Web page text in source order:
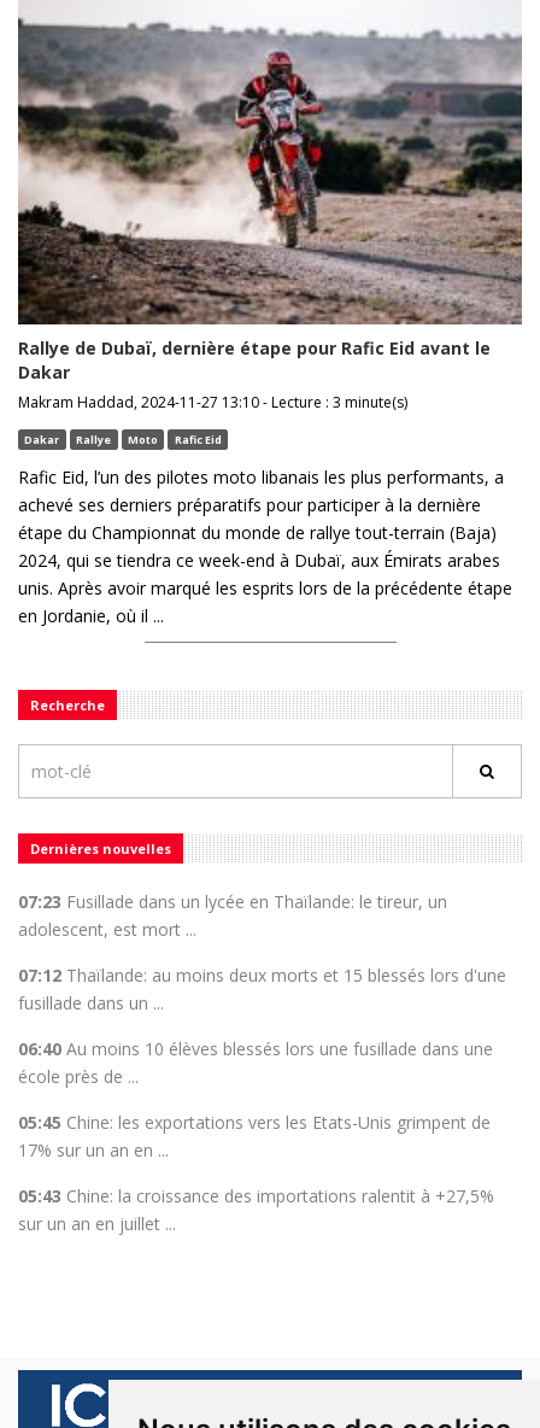
Rallye de Dubaï, dernière étape pour Rafic Eid avant le
Dakar
Makram Haddad, 2024-11-27 13:10 - Lecture : 3 minute(s)
Dakar Rallye Moto Rafic Eid
Rafic Eid, l’un des pilotes moto libanais les plus performants, a
achevé ses derniers préparatifs pour participer à la dernière
étape du Championnat du monde de rallye tout-terrain (Baja)
2024, qui se tiendra ce week-end à Dubaï, aux Émirats arabes
unis. Après avoir marqué les esprits lors de la précédente étape
en Jordanie, où il ...
Recherche
Dernières nouvelles
07:23 Fusillade dans un lycée en Thaïlande: le tireur, un
adolescent, est mort ...
07:12 Thaïlande: au moins deux morts et 15 blessés lors d'une
fusillade dans un ...
06:40 Au moins 10 élèves blessés lors une fusillade dans une
école près de ...
05:45 Chine: les exportations vers les Etats-Unis grimpent de
17% sur un an en ...
05:43 Chine: la croissance des importations ralentit à +27,5%
sur un an en juillet ...